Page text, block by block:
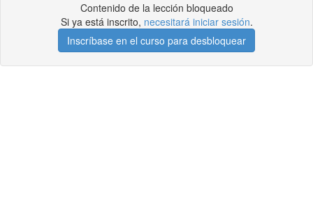
Contenido de la lección bloqueado
Si ya está inscrito, necesitará iniciar sesión.
Inscríbase en el curso para desbloquear